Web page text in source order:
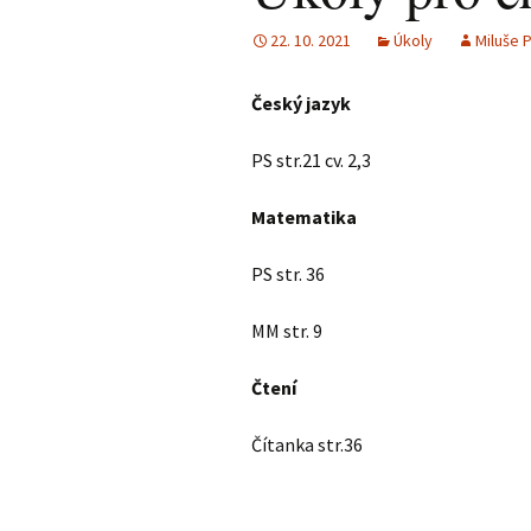
22. 10. 2021 Úkoly Miluše
Český jazyk
PS str.21 cv. 2,3
Matematika
PS str. 36
MM str. 9
Čtení
Čítanka str.36